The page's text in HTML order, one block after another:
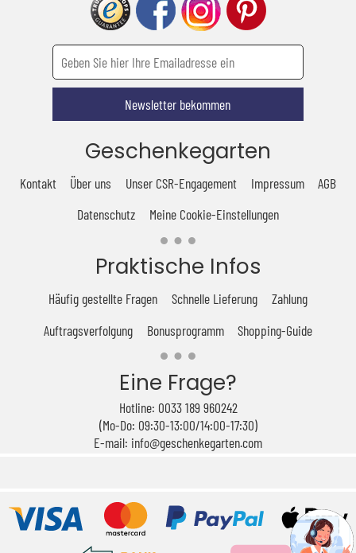
Newsletter bekommen
Geschenkegarten
Kontakt Über uns Unser CSR-Engagement Impressum
AGB
Datenschutz
Meine Cookie-Einstellungen
Praktische Infos
Häufig gestellte Fragen Schnelle Lieferung
Zahlung
Auftragsverfolgung
Bonusprogramm Shopping-Guide
Eine Frage?
Hotline: 0033 189 960242
(Mo-Do: 09:30-13:00/14:00-17:30)
E-mail: info@geschenkegarten.com